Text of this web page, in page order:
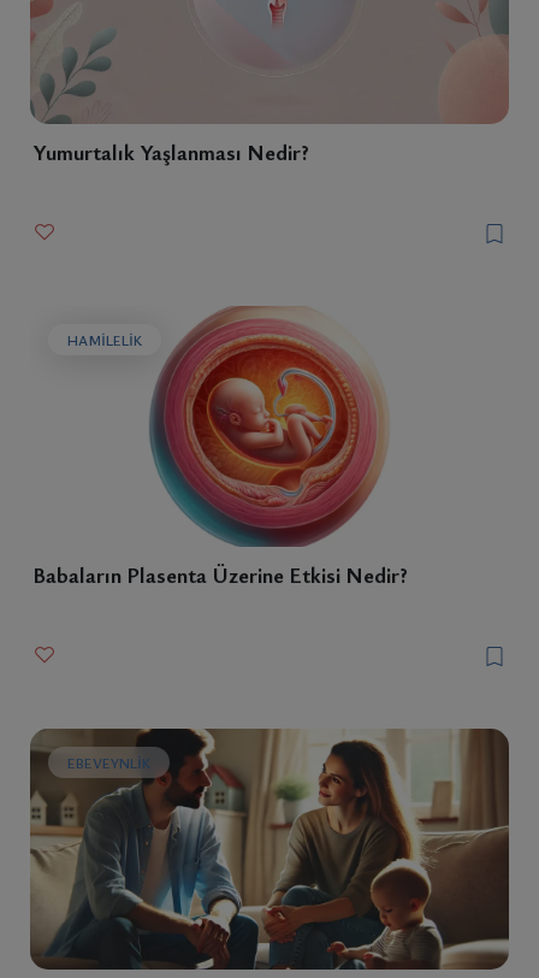
Yumurtalık Yaşlanması Nedir?
HAMILELIK
Babaların Plasenta Üzerine Etkisi Nedir?
EBEVEYNLIK